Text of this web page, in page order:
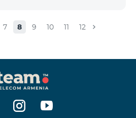
7 8 9 10 11 12